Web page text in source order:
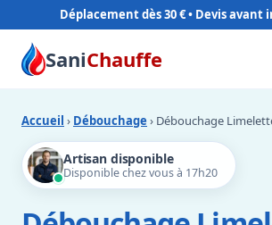
Déplacement dès 30 €
SaniChauffe
Accueil › Débouchage › Débouchage
Artisan disponible
Disponible chez vous à 17h20